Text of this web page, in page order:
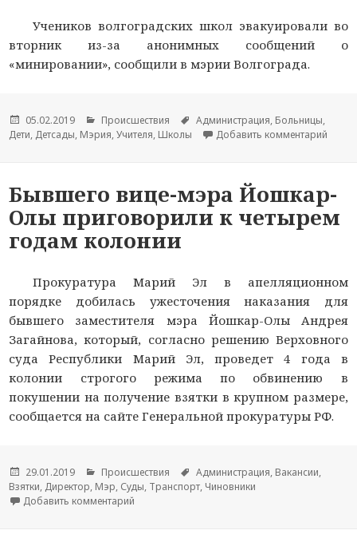
Учеников волгоградских школ эвакуировали во
вторник из-за анонимных сообщений о
«минировании», сообщили в мэрии Волгограда.
Опубликовано
05.02.2019 Рубрики
Происшествия Метки
Администрация, Больницы,
Дети, Детсады, Мэрия,Учителя, Школы Добавить комментарий
Бывшего вице-мэра Йошкар-
Олы приговорили к четырем
годам колонии
Прокуратура Марий Эл в апелляционном
порядке добилась ужесточения наказания для
бывшего заместителя мэра Йошкар-Олы Андрея
Загайнова, который, согласно решению Верховного
суда Республики Марий Эл, проведет 4 года в
колонии строгого режима по обвинению в
покушении на получение взятки в крупном размере,
сообщается на сайте Генеральной прокуратуры РФ.
Опубликовано
29.01.2019 Рубрики
Происшествия Метки
Администрация, Вакансии,
Взятки, Директор, Мэр, Суды, Транспорт, Чиновники
Добавить комментарий